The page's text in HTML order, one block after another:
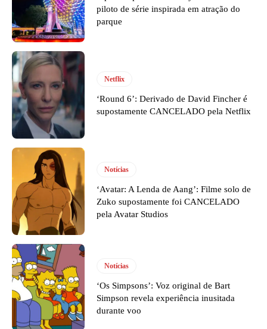
piloto de série inspirada em atração do
parque
Netflix
‘Round 6’: Derivado de David Fincher é
supostamente CANCELADO pela Netflix
Notícias
‘Avatar: A Lenda de Aang’: Filme solo de
Zuko supostamente foi CANCELADO
pela Avatar Studios
Notícias
‘Os Simpsons’: Voz original de Bart
Simpson revela experiência inusitada
durante voo